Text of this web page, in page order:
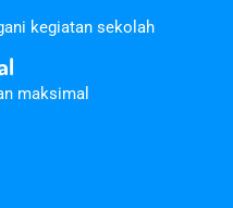
kegiatan sekolah
maksimal